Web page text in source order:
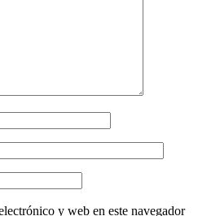
y web en este navegador